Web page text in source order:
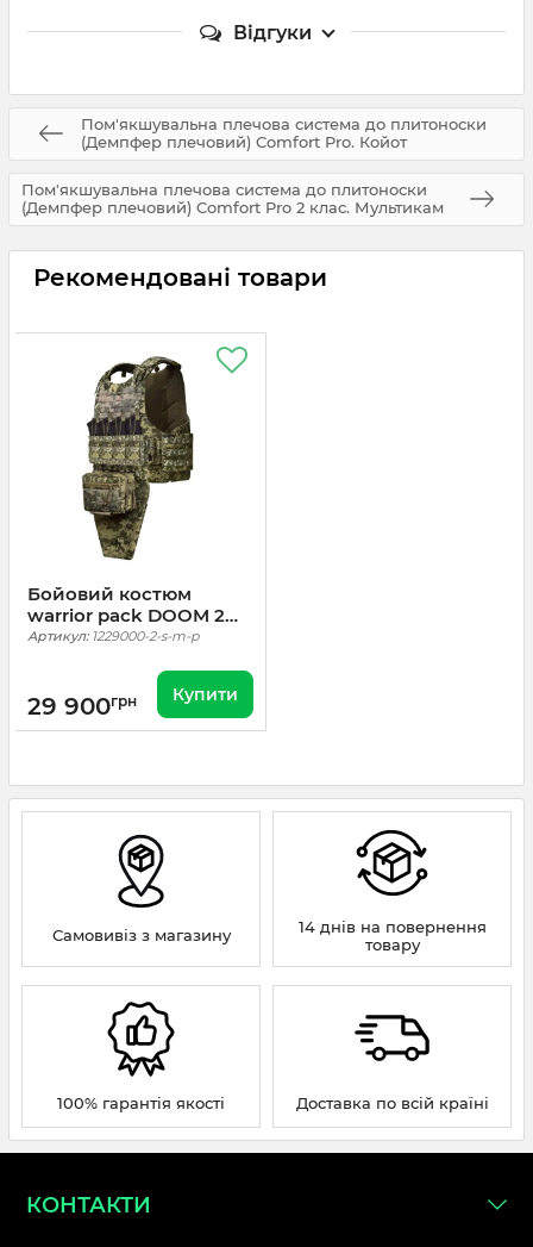
Відгуки
Пом'якшувальна плечова система до плитоноски
(Демпфер плечовий) Comfort Pro. Койот
Пом'якшувальна плечова система до плитоноски
(Демпфер плечовий) Comfort Pro 2 клас. Мультикам
Рекомендовані товари
Бойовий костюм
warrior pack DOOM 2
класу піксель (Pixel
Артикул: 1229000-2-s-m-p
29 900грн Купити
Самовивіз з магазину
14 днів на повернення
товару
100% гарантія якості Доставка по всій країні
КОНТАКТИ